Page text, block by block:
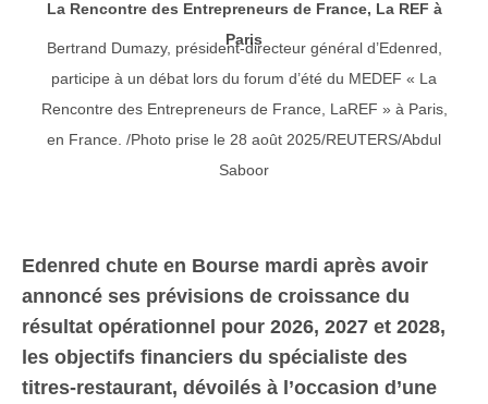
La Rencontre des Entrepreneurs de France, La REF à
Paris
Bertrand Dumazy, président-directeur général d’Edenred,
participe à un débat lors du forum d’été du MEDEF « La
Rencontre des Entrepreneurs de France, LaREF » à Paris,
en France. /Photo prise le 28 août 2025/REUTERS/Abdul
Saboor
Edenred chute en Bourse mardi après avoir
annoncé ses prévisions de croissance du
résultat opérationnel pour 2026, 2027 et 2028,
les objectifs financiers du spécialiste des
titres-restaurant, dévoilés à l’occasion d’une